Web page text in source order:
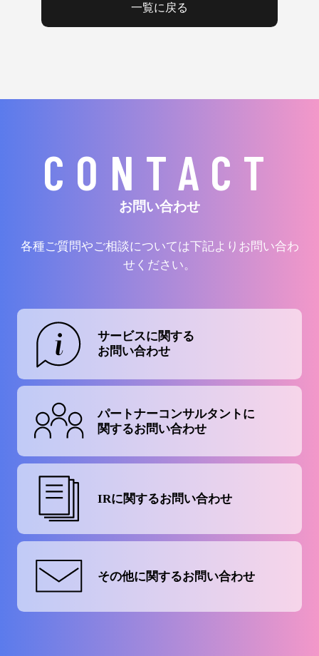
一覧に戻る
CONTACT
お問い合わせ
各種ご質問やご相談については下記よりお問い合わ
せください。
サービスに関する
お問い合わせ
パートナーコンサルタントに
関するお問い合わせ
IRに関するお問い合わせ
その他に関するお問い合わせ